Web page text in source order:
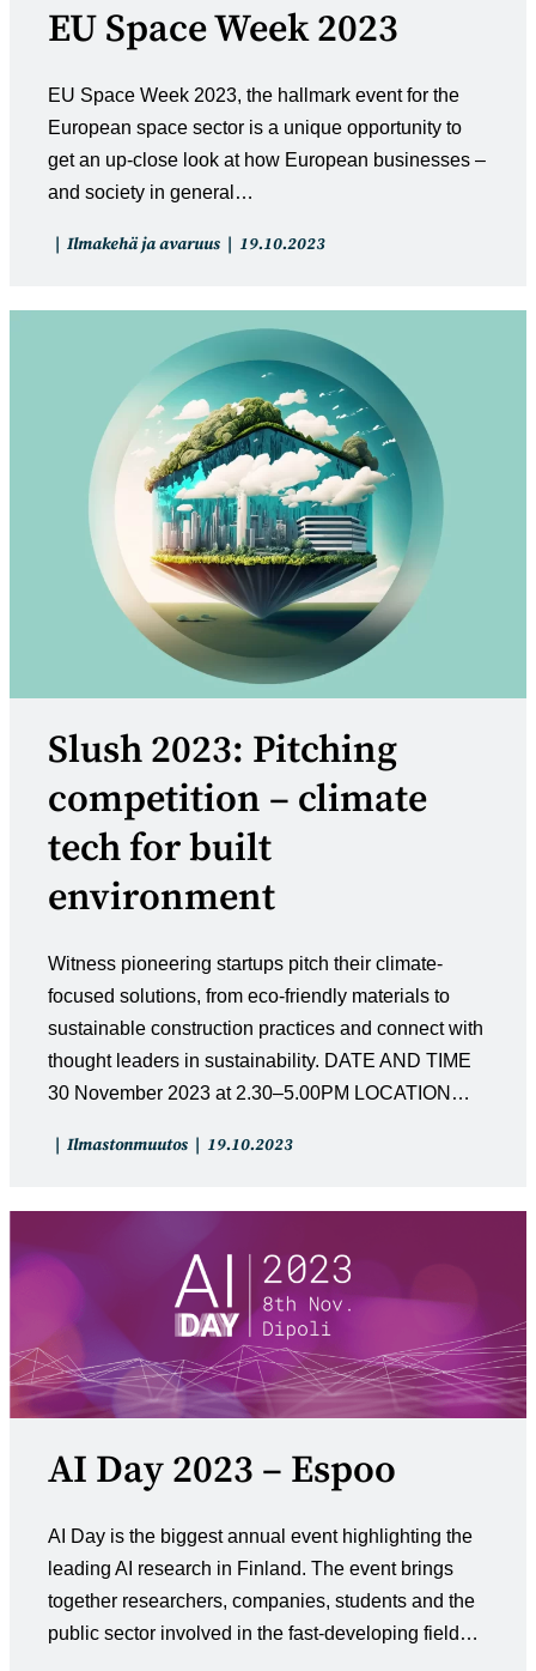
EU Space Week 2023
EU Space Week 2023, the hallmark event for the
European space sector is a unique opportunity to
get an up-close look at how European businesses –
and society in general…
Artikkelin
Ilmakehä ja avaruus
Artikkeli
19.10.2023
Slush 2023: Pitching
competition – climate
tech for built
environment
Witness pioneering startups pitch their climate-
focused solutions, from eco-friendly materials to
sustainable construction practices and connect with
thought leaders in sustainability. DATE AND TIME
30 November 2023 at 2.30–5.00PM LOCATION…
Artikkelin
Ilmastonmuutos
Artikkeli
19.10.2023
AI Day 2023 – Espoo
AI Day is the biggest annual event highlighting the
leading AI research in Finland. The event brings
together researchers, companies, students and the
public sector involved in the fast-developing field…